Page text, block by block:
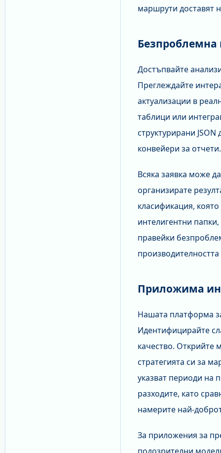
маршрути доставят
Безпроблемна
Достъпвайте
Преглеждайте
актуализации в
таблици или
структурирани
конвейери за отчети.
Всяка заявка може
организирате
класификация,
интелигентни
правейки
Приложима
Нашата платформа
Идентифицирайте
качество. Открийте
стратегията си за
указват периоди на
разходите, като
намерите най-
За приложения за